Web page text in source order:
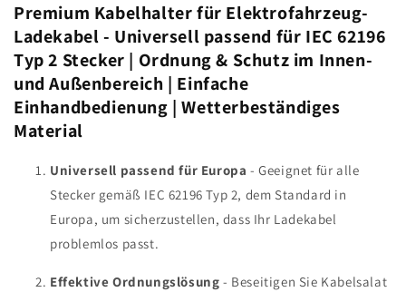
Einfache
Einhandbedienung
|
Wetterbeständiges
Material
Einfache
Einhandbedienung
|
Wetterbeständiges
Material
Premium Kabelhalter für Elektrofahrzeug-
Ladekabel - Universell passend für IEC 62196
Typ 2 Stecker | Ordnung & Schutz im Innen-
und Außenbereich | Einfache
Einhandbedienung | Wetterbeständiges
Material
Universell passend für Europa - Geeignet für alle
Stecker gemäß IEC 62196 Typ 2, dem Standard in
Europa, um sicherzustellen, dass Ihr Ladekabel
problemlos passt.
Effektive Ordnungslösung - Beseitigen Sie Kabelsalat